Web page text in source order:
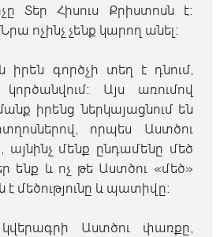
Տեր Հիսուս Քրիստոսն է։
ոչինչ չենք կարող անել։
իրեն գործչի տեղ է դնում,
Այս առումով
իրենց ներկայացնում են
որպես Աստծու
այնինչ մենք ընդամենը մեծ
ենք և ոչ թե Աստծու «մեծ»
մեծությունը և պատիվը։
Աստծու փառքը,